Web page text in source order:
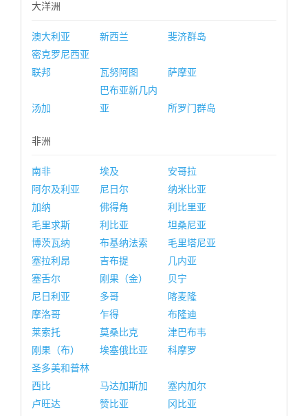
大洋洲
澳大利亚 新西兰
斐济群岛
密克罗尼西亚
联邦
瓦努阿图 萨摩亚
汤加
巴布亚新几内
亚
所罗门群岛
非洲
南非 埃及
安哥拉
阿尔及利亚
尼日尔
纳米比亚
加纳
佛得角
利比里亚
毛里求斯
利比亚
坦桑尼亚
博茨瓦纳
布基纳法索
毛里塔尼亚
塞拉利昂
吉布提
几内亚
塞舌尔
刚果（金）
贝宁
尼日利亚
多哥
喀麦隆
摩洛哥
乍得
布隆迪
莱索托
莫桑比克
津巴布韦
刚果（布）
埃塞俄比亚
科摩罗
圣多美和普林
西比
马达加斯加
塞内加尔
卢旺达
赞比亚 冈比亚